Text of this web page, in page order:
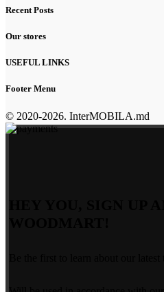
Recent Posts
Our stores
USEFUL LINKS
Footer Menu
© 2020-2026. InterMOBILA.md